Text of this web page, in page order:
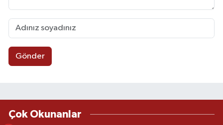
Gönder
Çok Okunanlar